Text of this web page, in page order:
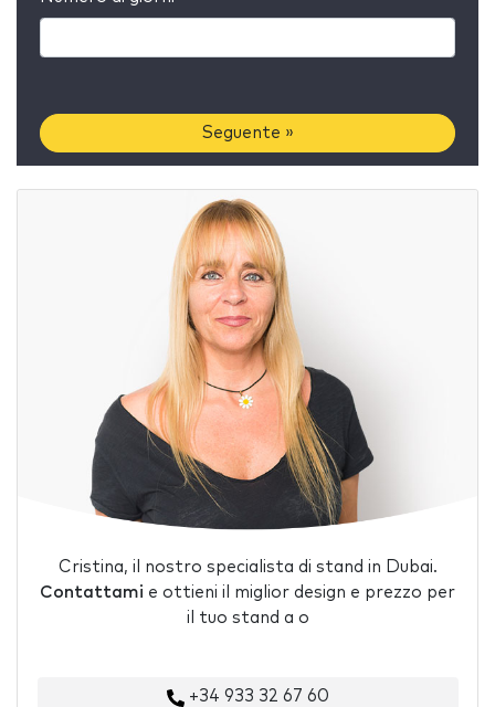
Seguente »
Cristina, il nostro specialista di stand in Dubai.
Contattami e ottieni il miglior design e prezzo per
il tuo stand a o
+34 933 32 67 60